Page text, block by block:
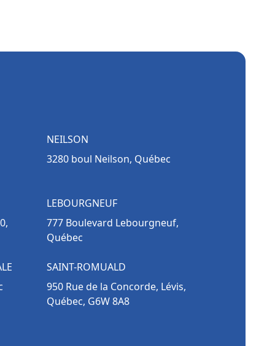
NEILSON
3280 boul Neilson, Québec
LEBOURGNEUF
777 Boulevard Lebourgneuf,
Québec
SAINT-ROMUALD
950 Rue de la Concorde, Lévis,
Québec, G6W 8A8